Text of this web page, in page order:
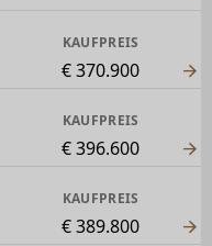
KAUFPREIS
€ 370.900
KAUFPREIS
€ 396.600
KAUFPREIS
€ 389.800